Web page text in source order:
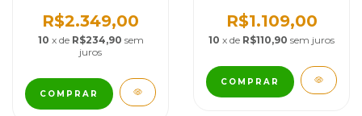
R$2.349,00
10 x de R$234,90 sem
juros
COMPRAR
- Cod 337
R$1.109,00
10 x de R$110,90 sem juros
COMPRAR